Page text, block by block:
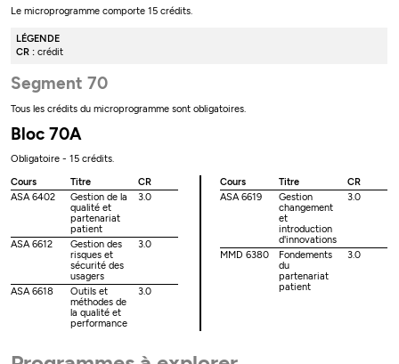
Le microprogramme comporte 15 crédits.
LÉGENDE
CR : crédit
Segment 70
Tous les crédits du microprogramme sont obligatoires.
Bloc 70A
Obligatoire - 15 crédits.
Cours
Titre
CR
ASA 6402
Gestion de la
qualité et
partenariat
patient
3.0
ASA 6612
Gestion des
risques et
sécurité des
usagers
3.0
ASA 6618
Outils et
méthodes de
la qualité et
performance
3.0
Cours Titre
CR
ASA 6619
Gestion
changement
et
introduction
d'innovations
3.0
MMD 6380
Fondements
du
partenariat
patient
3.0